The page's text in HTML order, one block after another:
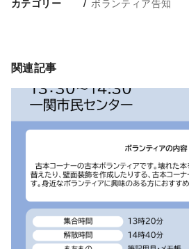
関連記事